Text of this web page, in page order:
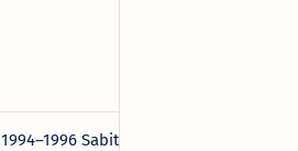
1994–1996 Sabit